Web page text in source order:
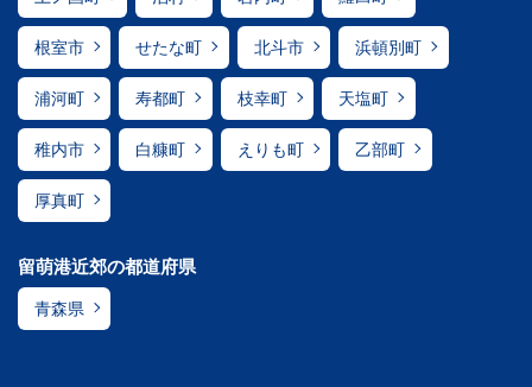
根室市 せたな町 北斗市 浜頓別町
浦河町 寿都町 枝幸町 天塩町
稚内市 白糠町 えりも町 乙部町
厚真町
留萌港近郊の都道府県
青森県